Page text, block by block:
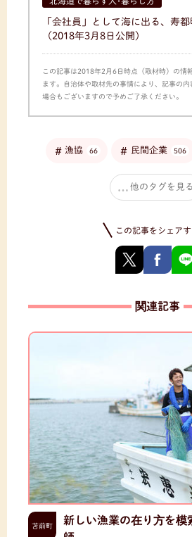
「会社員」として海に出る、寿都
（2018年3月8日公開）
この記事は2018年2月6日時点（取材時）の情
ます。自治体や取材先の事情により、記事の
場合もございますので予めご了承ください。
漁協 66 民間企業 506
他のタグを見る
この記事をシェアす
関連記事
苫前町
新しい漁業の在り方を模